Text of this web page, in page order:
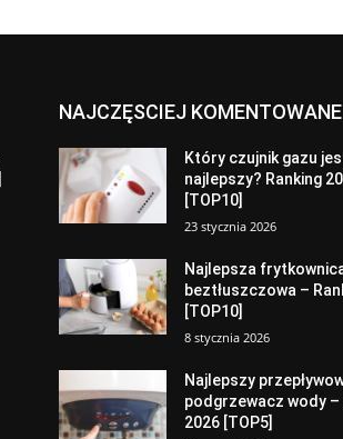
NAJCZĘSCIEJ KOMENTOWANE
Który czujnik gazu
najlepszy? Ranking
[TOP10]
23 stycznia 2026
Najlepsza
beztłuszczowa –
[TOP10]
8 stycznia 2026
Najlepszy
podgrzewacz wody –
2026 [TOP5]